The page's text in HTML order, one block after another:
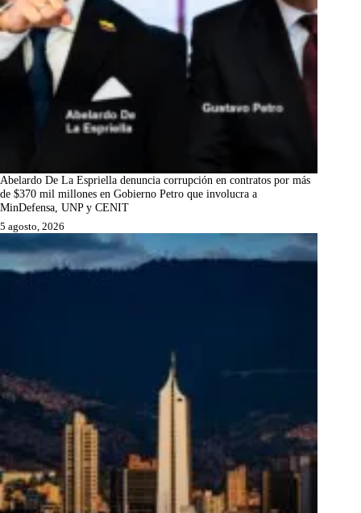
Abelardo De La Espriella denuncia corrupción en contratos por más
de $370 mil millones en Gobierno Petro que involucra a
MinDefensa, UNP y CENIT
5 agosto, 2026